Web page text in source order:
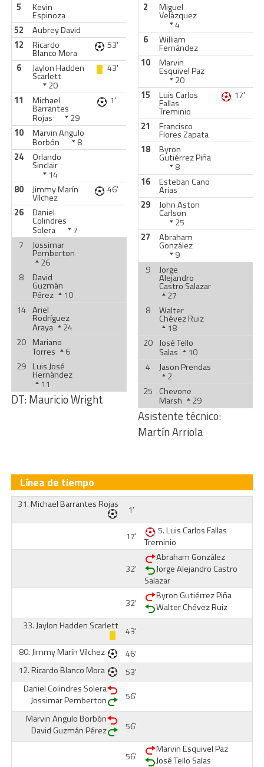
5
Kevin
Espinoza
52
Aubrey David
12
Ricardo
Blanco Mora
53'
6
Jaylon Hadden
Scarlett
20
43'
11 Michael
Barrantes
Rojas 29
1'
10 Marvin Angulo
Borbón
8
24
Orlando
Sinclair
14
80
Jimmy Marín
Vílchez
46'
26
Daniel
Colindres
Solera
7
7
Jossimar
Pemberton
26
8
David
Guzmán
Pérez
10
14 Ariel
Rodríguez
Araya
24
20 Mariano
Torres
6
29 Luis José
Hernández
11
DT:Mauricio Wright
2
Miguel
Velázquez
4
6
William
Fernández
10
Marvin
Esquivel Paz
20
15
Luis Carlos
Fallas
Treminio
17'
21 Francisco
Flores Zapata
18
Byron
Gutiérrez Piña
8
16
Esteban Cano
Arias
29
John Aston
Carlson
25
27
Abraham
González
9
9
Jorge
Alejandro
Castro Salazar
27
8
Walter
Chévez Ruiz
18
20 José Tello
Salas
10
4
Jason Prendas
2
25 Chevone
Marsh 29
Asistente técnico:
Martín Arriola
Línea de tiempo
31.Michael Barrantes Rojas 1'
17' 5.Luis Carlos Fallas
Treminio
32'
Abraham González
Jorge Alejandro Castro
Salazar
32'
Byron Gutiérrez Piña
Walter Chévez Ruiz
33.Jaylon Hadden Scarlett 43'
80.Jimmy Marín Vílchez
46'
12.Ricardo Blanco Mora
53'
Daniel Colindres Solera
Jossimar Pemberton
56'
Marvin Angulo Borbón
David Guzmán Pérez
56'
56'
Marvin Esquivel Paz
José Tello Salas